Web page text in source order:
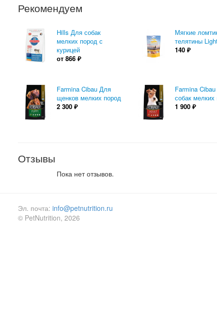
Рекомендуем
Hills Для собак
мелких пород с
курицей
от 866 ₽
Мягкие
телятины
140 ₽
Farmina Cibau Для
щенков мелких пород
2 300 ₽
Farmina
собак мелких
1 900 ₽
Отзывы
Пока нет отзывов.
Эл. почта: info@petnutrition.ru
© PetNutrition, 2026